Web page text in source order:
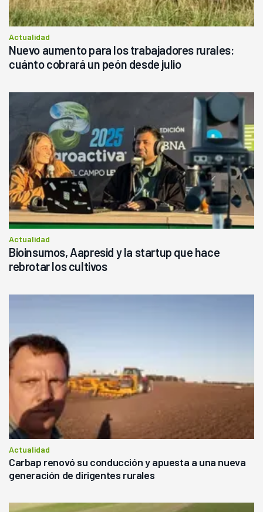
Actualidad
Nuevo aumento para los trabajadores rurales:
cuánto cobrará un peón desde julio
Actualidad
Bioinsumos, Aapresid y la startup que hace
rebrotar los cultivos
Actualidad
Carbap renovó su conducción y apuesta a una nueva
generación de dirigentes rurales